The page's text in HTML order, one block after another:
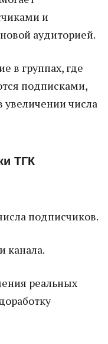
и
аудиторией.
в группах, где
подписками,
числа
ТГК
подписчиков.
канала.
реальных